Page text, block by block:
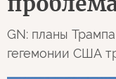
GN: планы
гегемонии США